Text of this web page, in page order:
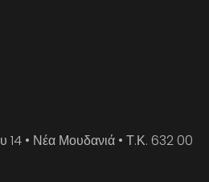
14 • Νέα Μουδανιά • Τ.Κ. 632 00